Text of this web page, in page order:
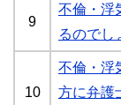
9
不倫・浮
るのでし
10
不倫・浮
方に弁護